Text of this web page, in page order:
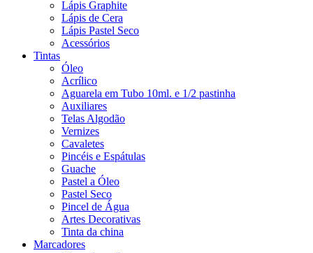
Lápis Graphite
Lápis de Cera
Lápis Pastel Seco
Acessórios
Tintas
Óleo
Acrílico
Aguarela em Tubo 10ml. e 1/2 pastinha
Auxiliares
Telas Algodão
Vernizes
Cavaletes
Pincéis e Espátulas
Guache
Pastel a Óleo
Pastel Seco
Pincel de Água
Artes Decorativas
Tinta da china
Marcadores